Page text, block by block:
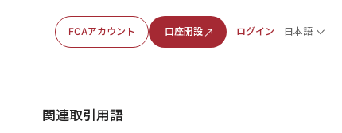
FCAアカウント 口座開設 ログイン 日本語
関連取引用語